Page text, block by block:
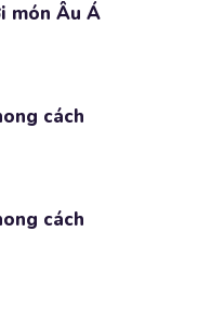
món Âu Á
cách
cách